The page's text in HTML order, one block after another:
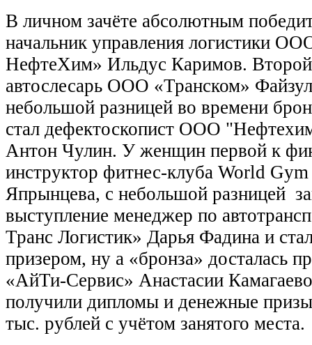
В личном зачёте абсолютным
начальник управления логистики
НефтеХим» Ильдус Каримов. Второй
автослесарь ООО «Транском»
небольшой разницей во времени
стал дефектоскопист ООО
Антон Чулин. У женщин первой к
инструктор фитнес-клуба World Gym
Япрынцева, с небольшой разницей
выступление менеджер по
Транс Логистик» Дарья Фадина и
призером, ну а «бронза» досталась
«АйТи-Сервис» Анастасии
получили дипломы и денежные
тыс. рублей с учётом занятого места.